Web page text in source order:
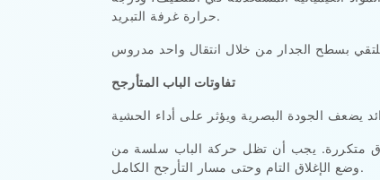
حرارة غرفة التبريد.
تفاوتات الباب المتأرجح
متكررة. يجب أن تظل حركة الباب سلسة من
وضع الإغلاق التام وحتى مسار التأرجح الكامل.